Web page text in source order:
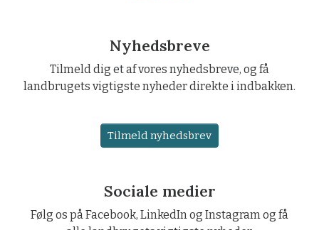
Nyhedsbreve
Tilmeld dig et af vores nyhedsbreve, og få
landbrugets vigtigste nyheder direkte i indbakken.
Tilmeld nyhedsbrev
Sociale medier
Følg os på Facebook, LinkedIn og Instagram og få